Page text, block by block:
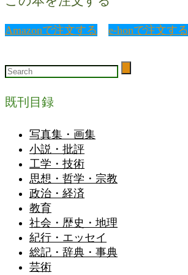
Amazonで注文する e-honで注文する
既刊目録
写真集・画集
小説・批評
工学・技術
思想・哲学・宗教
政治・経済
教育
社会・歴史・地理
紀行・エッセイ
総記・辞典・事典
芸術